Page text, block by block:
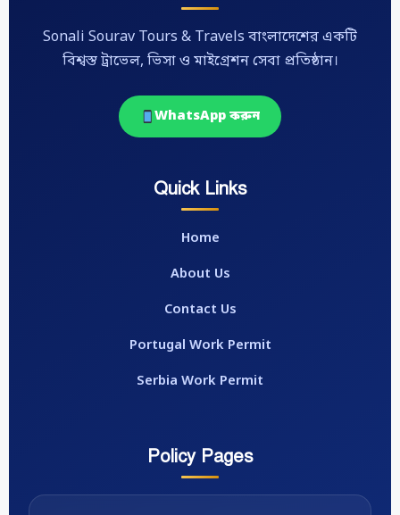
Sonali Sourav Tours & Travels বাংলাদেশের একটি
বিশ্বস্ত ট্রাভেল, ভিসা ও মাইগ্রেশন সেবা প্রতিষ্ঠান।
WhatsApp করুন
Quick Links
Home
About Us
Contact Us
Portugal Work Permit
Serbia Work Permit
Policy Pages